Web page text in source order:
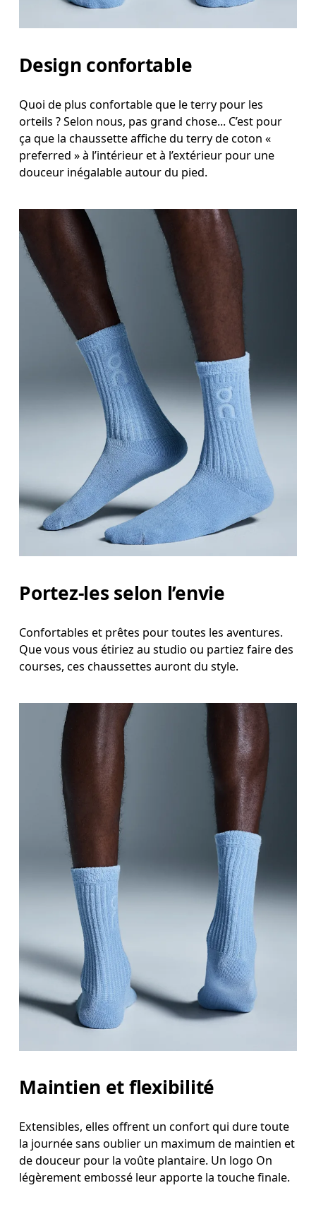
Design confortable
Quoi de plus confortable que le terry pour les
orteils ? Selon nous, pas grand chose... C’est pour
ça que la chaussette affiche du terry de coton «
preferred » à l’intérieur et à l’extérieur pour une
douceur inégalable autour du pied.
Portez-les selon l’envie
Confortables et prêtes pour toutes les aventures.
Que vous vous étiriez au studio ou partiez faire des
courses, ces chaussettes auront du style.
Maintien et flexibilité
Extensibles, elles offrent un confort qui dure toute
la journée sans oublier un maximum de maintien et
de douceur pour la voûte plantaire. Un logo On
légèrement embossé leur apporte la touche finale.